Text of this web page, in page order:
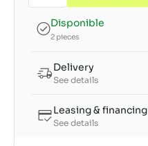
Disponible
2 pieces
Delivery
See details
Leasing &
See details